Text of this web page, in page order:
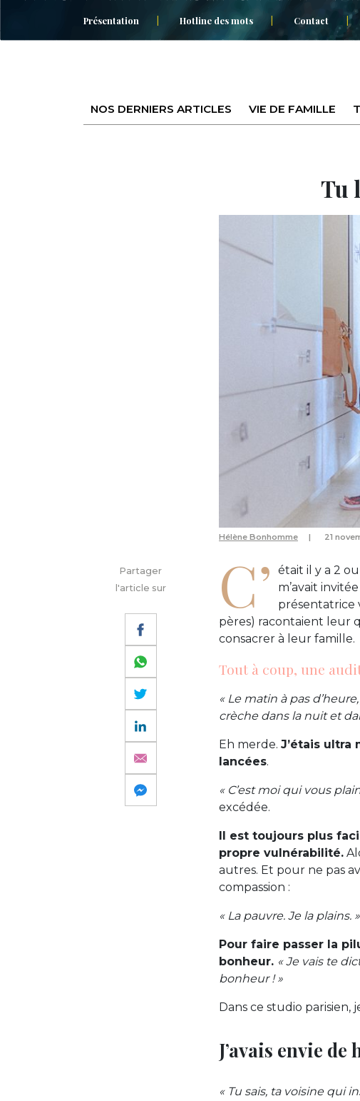
Présentation Hotline des mots Contact
NOS DERNIERS ARTICLES VIE DE FAMILLE
Tu
Hélène Bonhomme 21
Partager
l'article sur
C’
était il y a 2
m’avait
présentatrice
pères) racontaient leur
consacrer à leur famille.
Tout à coup, une
« Le matin à pas
crèche dans la nuit et
Eh merde. J’étais ultra
lancées.
« C’est moi qui vous
excédée.
Il est toujours plus
propre vulnérabilité.
autres. Et pour ne pas
compassion :
« La pauvre. Je la plains. »
Pour faire passer la
bonheur. « Je vais te
bonheur ! »
Dans ce studio
J’avais envie
« Tu sais, ta voisine qui